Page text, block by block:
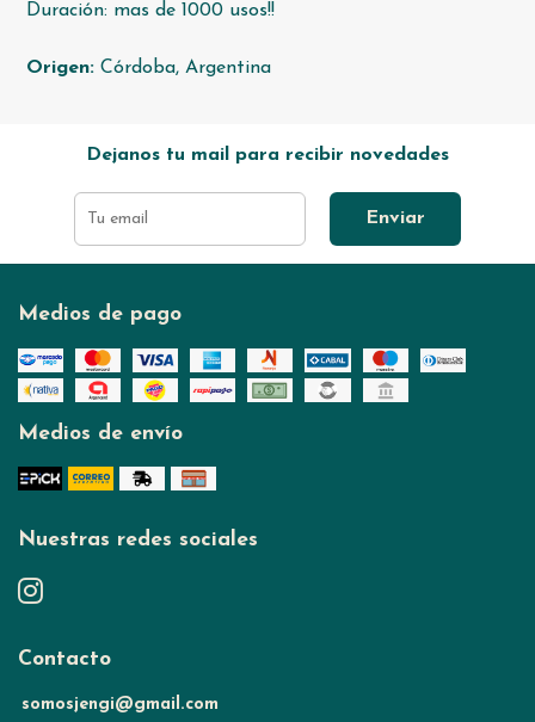
Duración: mas de 1000 usos!!
Origen: Córdoba, Argentina
Dejanos tu mail para recibir novedades
Enviar
Medios de pago
Medios de envío
Nuestras redes sociales
Contacto
somosjengi@gmail.com